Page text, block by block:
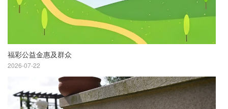
福彩公益金惠及群众
2026-07-22